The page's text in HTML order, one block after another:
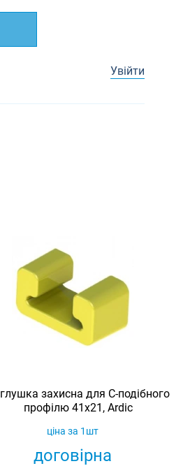
Увійти
захисна для С-подібного
профілю 41х21, Ardic
договірна
ціна за 1шт